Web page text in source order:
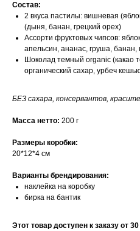
Состав:
2 вкуса пастилы: вишневая
(дыня, банан, грецкий орех)
Ассорти фруктовых чипсов:
апельсин, ананас, груша, банан,
Шоколад темный organic (какао
органический сахар, урбеч
БЕЗ сахара, консервантов,
Масса нетто: 200 г
Размеры коробки:
20*12*4 см
Варианты брендирования:
наклейка на коробку
бирка на бантик
Этот товар доступен к заказу от